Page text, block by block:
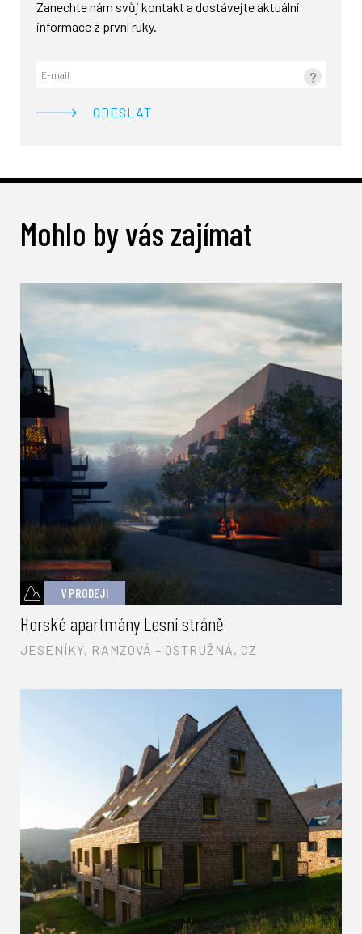
Zanechte nám svůj kontakt a dostávejte aktuální
informace z první ruky.
?
Mohlo by vás zajímat
V PRODEJI
Horské apartmány Lesní stráně
JESENÍKY, RAMZOVÁ – OSTRUŽNÁ, CZ